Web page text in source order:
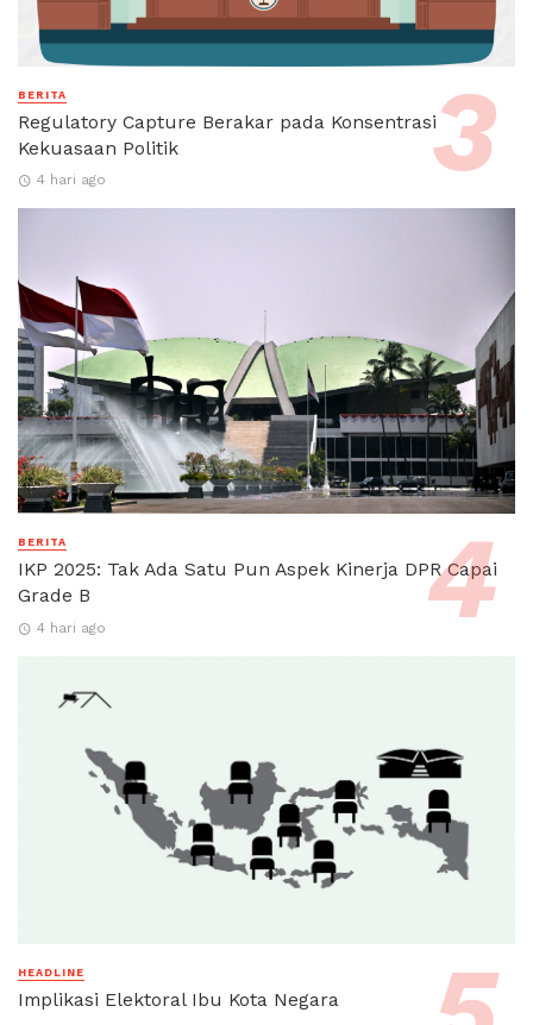
BERITA
Regulatory Capture Berakar pada Konsentrasi
Kekuasaan Politik
4 hari ago
BERITA
IKP 2025: Tak Ada Satu Pun Aspek Kinerja DPR Capai
Grade B
4 hari ago
HEADLINE
Implikasi Elektoral Ibu Kota Negara